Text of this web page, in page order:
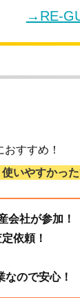
→RE-
すすめ！
いやすかった
会社が参加！
依頼！
ので安心！